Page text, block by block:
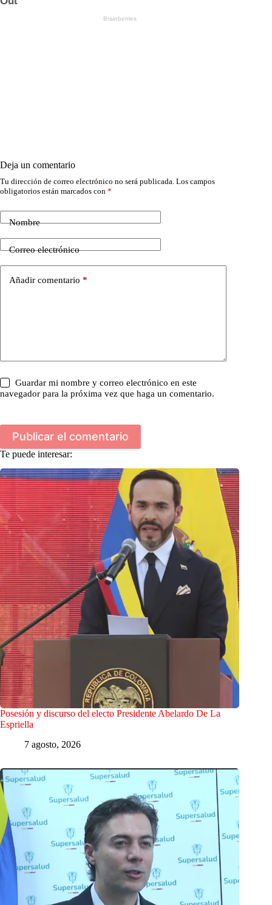
Deja un comentario
Tu dirección de correo electrónico no será publicada. Los campos
obligatorios están marcados con *
Nombre
Correo electrónico
Añadir comentario *
Guardar mi nombre y correo electrónico en este
navegador para la próxima vez que haga un comentario.
Publicar el comentario
Te puede interesar:
Posesión y discurso del electo Presidente Abelardo De La
Espriella
7 agosto, 2026